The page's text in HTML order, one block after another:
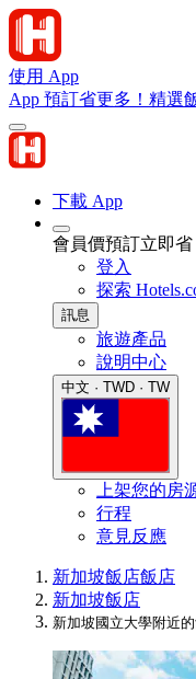
使用 App
App 預訂省更多！精選
下載 App
會員價預訂立即省
登入
探索
訊息
旅遊產品
說明中心
中文 · TWD · TW
上架您的房
行程
意見反應
新加坡飯店飯店
新加坡飯店
新加坡國立大學附近